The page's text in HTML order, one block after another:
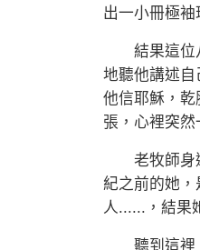
出一小冊極袖
結果這位八
地聽他講述
他信耶穌，
張，心裡突
老牧師身邊
紀之前的她
人......，結果
聽到這裡，